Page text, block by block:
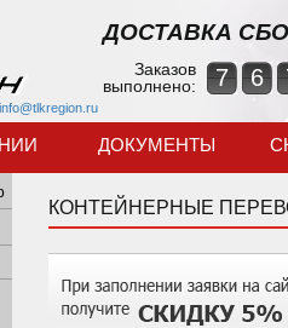
info@tlkregion.ru
ДОСТАВКА
Заказов
выполнено:
7 6
ДОКУМЕНТЫ
КОНТЕЙНЕРНЫЕ